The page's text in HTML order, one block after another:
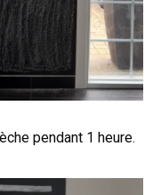
pendant 1 heure.